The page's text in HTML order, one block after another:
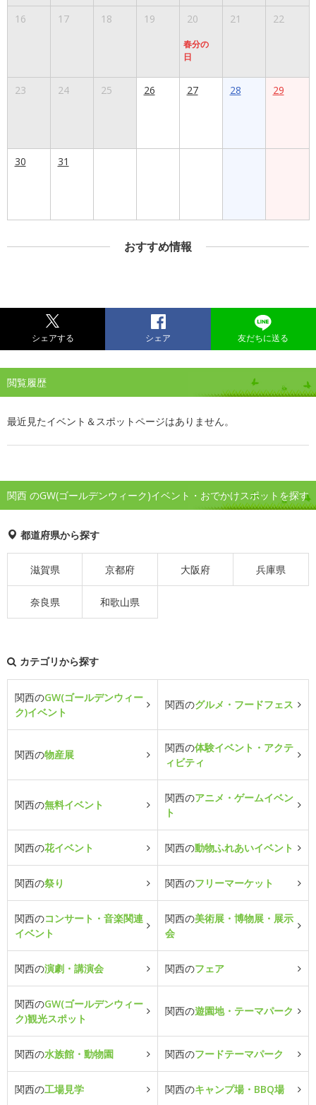
16 17 18 19 20
春分の
日
21 22
23 24 25 26 27 28 29
30 31
おすすめ情報
シェアする シェア 友だちに送る
閲覧履歴
最近見たイベント＆スポットページはありません。
関西 のGW(ゴールデンウィーク)イベント・おでかけスポットを探す
都道府県から探す
滋賀県 京都府 大阪府 兵庫県
奈良県 和歌山県
カテゴリから探す
関西のGW(ゴールデンウィー
ク)イベント
関西のグルメ・フードフェス
関西の物産展
関西の体験イベント・アクテ
ィビティ
関西の無料イベント
関西のアニメ・ゲームイベン
ト
関西の花イベント 関西の動物ふれあいイベント
関西の祭り 関西のフリーマーケット
関西のコンサート・音楽関連
イベント
関西の美術展・博物展・展示
会
関西の演劇・講演会 関西のフェア
関西のGW(ゴールデンウィー
ク)観光スポット
関西の遊園地・テーマパーク
関西の水族館・動物園 関西のフードテーマパーク
関西の工場見学 関西のキャンプ場・BBQ場